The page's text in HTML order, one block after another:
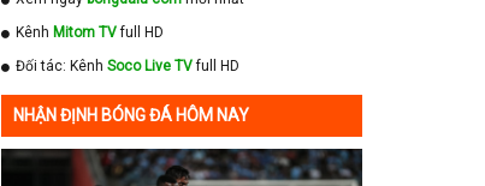
Kênh Mitom TVfull HD
Đối tác: Kênh Soco Live TVfull HD
NHẬN ĐỊNH BÓNG ĐÁ HÔM NAY